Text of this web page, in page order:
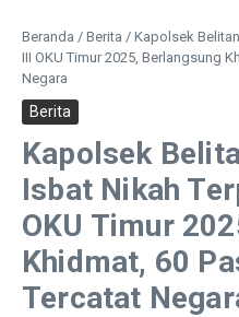
Beranda / Berita / Kapolsek
III OKU Timur 2025, Berlangsung
Negara
Berita
Kapolsek
Isbat Nikah
OKU Timur
Khidmat, 60
Tercatat